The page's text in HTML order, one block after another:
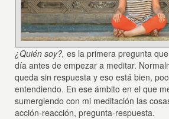
¿Quién soy?, es la primera pregunta
día antes de empezar a meditar.
queda sin respuesta y eso está bien,
entendiendo. En ese ámbito en el que
sumergiendo con mi meditación las
acción-reacción, pregunta-respuesta.